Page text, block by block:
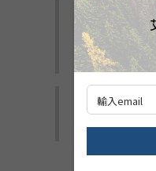
「如果仍然
那個緊繃在
不去評判。」
「感受自己
在什麼最重